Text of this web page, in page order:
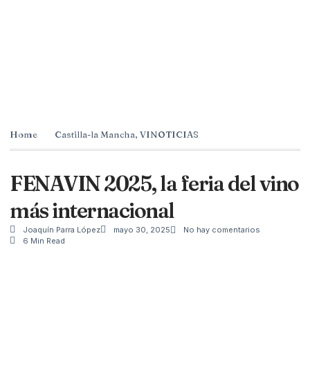
Home Castilla-la Mancha, VINOTICIAS
FENAVIN 2025, la feria del vino
más internacional
Joaquín Parra López mayo 30, 2025
No hay comentarios
6 Min Read